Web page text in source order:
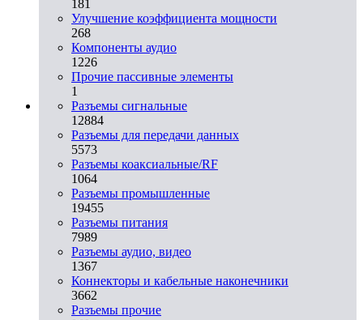
181
Улучшение коэффициента мощности
268
Компоненты аудио
1226
Прочие пассивные элементы
1
Разъeмы сигнальные
12884
Разъeмы для передачи данных
5573
Разъeмы коаксиальные/RF
1064
Разъeмы промышленные
19455
Разъeмы питания
7989
Разъeмы аудио, видео
1367
Коннекторы и кабельные наконечники
3662
Разъeмы прочие